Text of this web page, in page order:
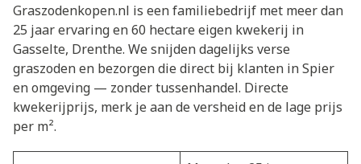
Graszodenkopen.nl is een familiebedrijf met meer dan
25 jaar ervaring en 60 hectare eigen kwekerij in
Gasselte, Drenthe. We snijden dagelijks verse
graszoden en bezorgen die direct bij klanten in Spier
en omgeving — zonder tussenhandel. Directe
kwekerijprijs, merk je aan de versheid en de lage prijs
per m².